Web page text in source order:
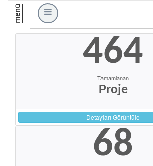
menü
464
Tamamlanan
Proje
Detayları Görüntüle
68